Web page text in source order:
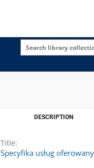
DESCRIPTION
Title:
Specyfika usług